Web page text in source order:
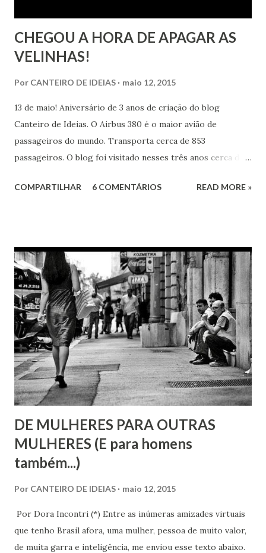
CHEGOU A HORA DE APAGAR AS
VELINHAS!
Por CANTEIRO DE IDEIAS maio 12, 2015
13 de maio! Aniversário de 3 anos de criação do blog
Canteiro de Ideias. O Airbus 380 é o maior avião de
passageiros do mundo. Transporta cerca de 853
passageiros. O blog foi visitado nesses três anos cerca de
aproximadamente, 96 voos do Airbus 380 para as
Dezenas de seguidores contemplados com brindes.
COMPARTILHAR 6 COMENTÁRIOS READ MORE »
DE MULHERES PARA OUTRAS
MULHERES (E para homens
também...)
Por CANTEIRO DE IDEIAS maio 12, 2015
Por Dora Incontri (*) Entre as inúmeras amizades virtuais
que tenho Brasil afora, uma mulher, pessoa de muito valor,
de muita garra e inteligência, me enviou esse texto abaixo.